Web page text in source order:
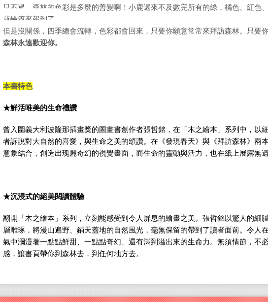
只不過，森林的色彩是多麼的善變啊！小鹿還來不及數完所有的綠，橘色、紅色
就輪流來報到了。
但是沒關係，四季總會流轉，色彩都會回來，只要你願意常常來拜訪森林。只
森林永遠歡迎你。
本書特色
★鮮活唯美的生命禮讚
曾入圍義大利波隆那插畫獎的圖畫書創作者張哲銘，在「木之繪本」系列中，以
者訴說對大自然的喜愛，與生命之美的頌讚。在《發現春天》與《拜訪森林》兩
意象結合，創造出瑰麗奇幻的視覺畫面，而生命的靈動與活力，也在紙上展露無遺
★沉浸式的絕美閱讀體驗
翻開「木之繪本」系列，立刻能感受到令人屏息的繪畫之美。張哲銘以驚人的細
層雕琢，將漫山遍野、鋪天蓋地的自然風光，毫無保留的帶到了讀者面前。令人
氣中瀰漫著一點點鮮甜、一點點奇幻、還有滿到溢出來的生命力。無須情節，不
感，讓書頁帶你到森林去，到任何地方去。